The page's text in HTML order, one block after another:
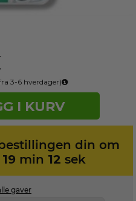
3-6 hverdager)
I KURV
din om
19 min 12 sek
gaver